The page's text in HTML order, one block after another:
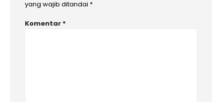
yang wajib ditandai *
Komentar *